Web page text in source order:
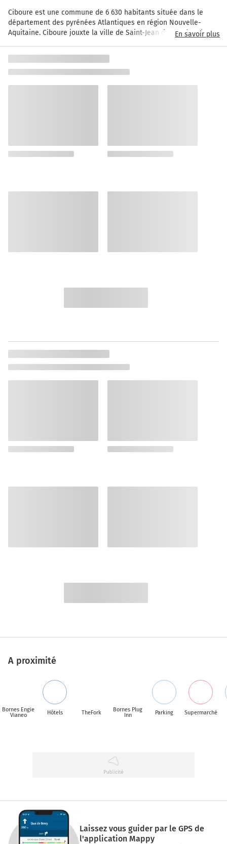
Ciboure est une commune de 6 630 habitants située dans le
département des pyrénées Atlantiques en région Nouvelle-
Aquitaine. Ciboure jouxte la ville de Saint-Jean de Luz dont les
est un charmant village du pays basque empreint d’une histoire
importante.
En savoir plus
A proximité
Bornes Engie
Vianeo
Hôtels TheFork
Bornes Plug
Inn
Parking Supermarché
Laissez vous guider par le GPS de
l'application Mappy